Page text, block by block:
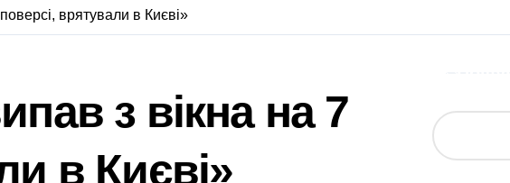
працюють над наслідками масованої атаки в Київському регіоні
річну дівчину, яка не повернулася додому після конфлікту
гриф з Німеччини ледве в survivors after мандрівки на Київщині
підтримки: у Київській області з’явиться унікальний маршрут для молоді
врятували в Києві»
з вікна на 7
в Києві»